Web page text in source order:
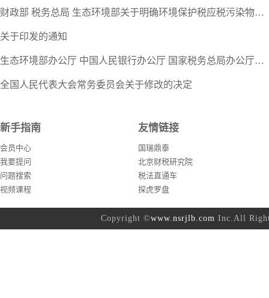
财政部 税务总局 生态环境部关于明确环境保护税应税污染物适用等有关问题的…
关于印发的通知
生态环境部办公厅 中国人民银行办公厅 国家税务总局办公厅关于加强重点行业…
全国人民代表大会常务委员会关于修改的决定
新手指南
会员中心
我要提问
问题搜索
视频课程
友情链接
国瑞鼎泰
北京财税研究院
税法直通车
探虎罗盘
Copyright ©www.nsrjlb.com Inc.All